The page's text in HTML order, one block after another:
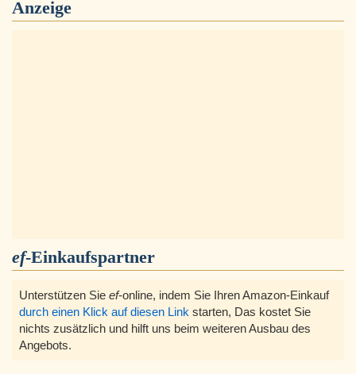
Anzeige
ef-Einkaufspartner
Unterstützen Sie ef-online, indem Sie Ihren Amazon-Einkauf
durch einen Klick auf diesen Link starten, Das kostet Sie
nichts zusätzlich und hilft uns beim weiteren Ausbau des
Angebots.